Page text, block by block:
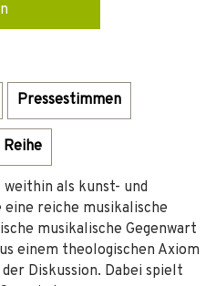
Pressestimmen
Reihe
als kunst- und
reiche musikalische
musikalische Gegenwart
einem theologischen Axiom
Diskussion. Dabei spielt